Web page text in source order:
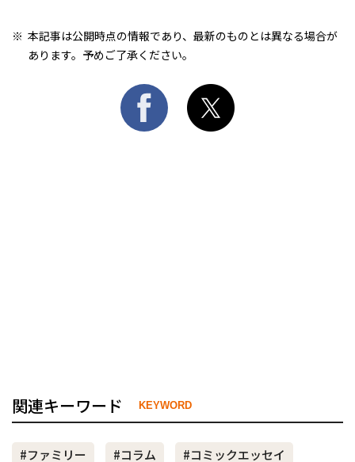
本記事は公開時点の情報であり、最新のものとは異なる場合が
あります。予めご了承ください。
関連キーワード KEYWORD
#ファミリー #コラム #コミックエッセイ